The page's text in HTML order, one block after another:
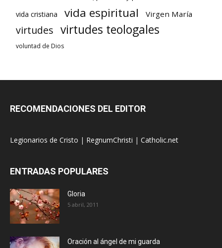
vida cristiana vida espiritual Virgen María
virtudes virtudes teologales
voluntad de Dios
RECOMENDACIONES DEL EDITOR
Legionarios de Cristo | RegnumChristi | Catholic.net
ENTRADAS POPULARES
Gloria
5 abril, 2011
Oración al ángel de mi guarda